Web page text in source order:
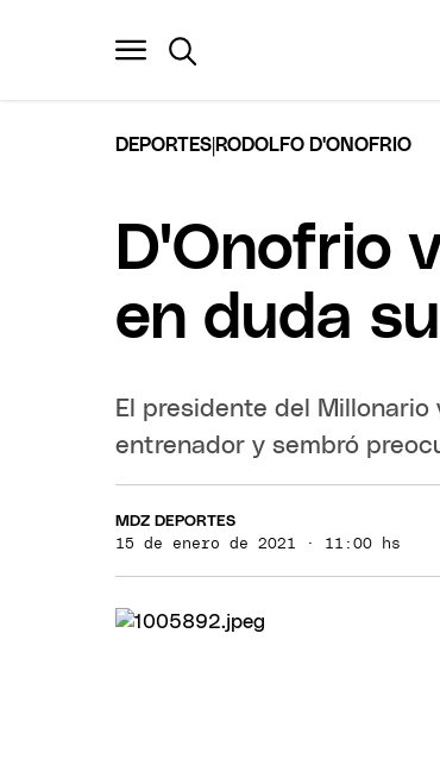
DEPORTES RODOLFO D'ONOFRIO
D'Onofrio
en duda
El presidente del
entrenador y sembró
MDZ DEPORTES
15 de enero de 2021 · 11:00 hs